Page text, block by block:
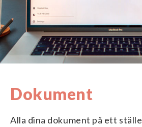
Dokument
Alla dina dokument på ett ställe